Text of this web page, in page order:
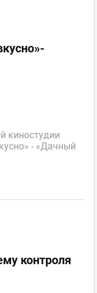
киностудии
- «Дачный
контроля